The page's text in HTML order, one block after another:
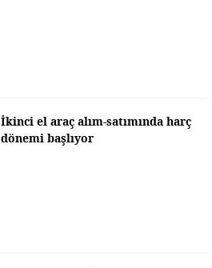
İkinci el araç alım-satımında harç
dönemi başlıyor